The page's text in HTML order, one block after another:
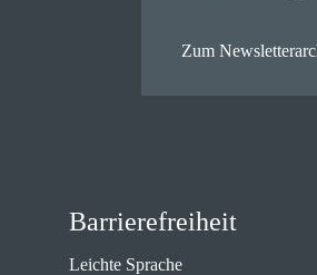
Zum
Barrierefreiheit
Leichte Sprache